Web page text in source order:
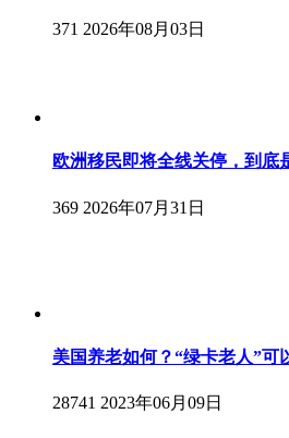
371 2026年08月03日
欧洲移民即将全线关停，到底
369 2026年07月31日
美国养老如何？“绿卡老人”可
28741 2023年06月09日